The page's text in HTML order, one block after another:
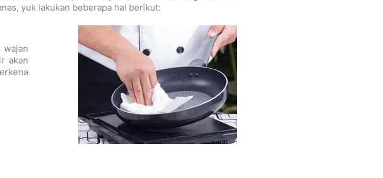
yuk lakukan beberapa hal berikut:
wajan
akan